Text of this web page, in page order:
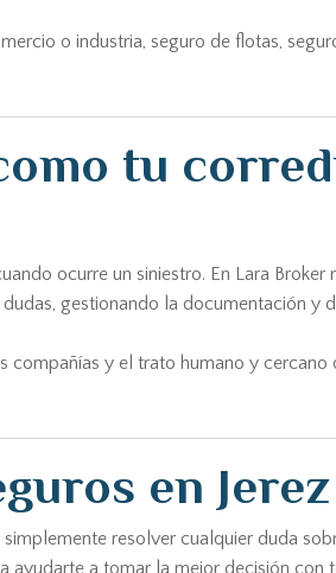
o industria, seguro de flotas,
tu
ocurre un siniestro. En Lara
gestionando la documentación y
y el trato humano y
en
resolver cualquier duda
ayudarte a tomar la mejor decisión con